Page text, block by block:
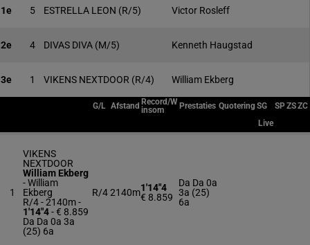
1e 5 ESTRELLA LEON (R/5) Victor Rosleff
2e 4 DIVAS DIVA (M/5) Kenneth Haugstad
3e 1 VIKENS NEXTDOOR (R/4) William Ekberg
G/L Afstand Record/W
insom
Prestaties QuoteringSG SPZSZC
Live
1
VIKENS
NEXTDOOR
William Ekberg
-William
Ekberg
R/4 - 2140m-
1'14"4- € 8.859
Da Da 0a 3a
(25) 6a
R/42140m1'14"4
€ 8.859
Da Da 0a
3a (25)
6a